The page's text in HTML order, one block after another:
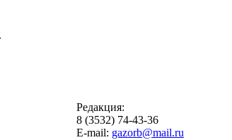
Редакция:
8 (3532) 74-43-36
E-mail: gazorb@mail.ru